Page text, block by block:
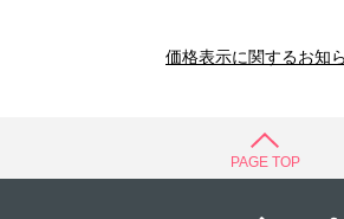
価格表示に関するお知
PAGE TOP